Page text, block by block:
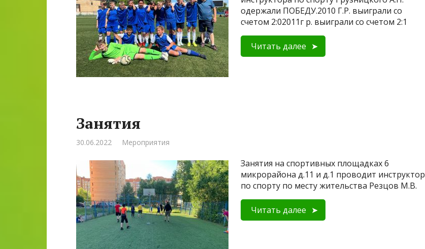
одержали ПОБЕДУ.2010 Г.Р. выиграли со
счетом 2:02011г р. выиграли со счетом 2:1
Читать далее
Занятия
30.06.2022 Мероприятия
Занятия на спортивных площадках 6
микрорайона д.11 и д.1 проводит инструктор
по спорту по месту жительства Резцов М.В.
Читать далее